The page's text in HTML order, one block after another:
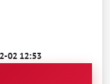
02 12:53